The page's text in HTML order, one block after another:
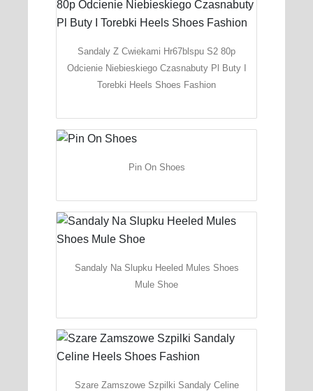
Sandaly Z Cwiekami Hr67blspu S2 80p
Odcienie Niebieskiego Czasnabuty Pl Buty I
Torebki Heels Shoes Fashion
Pin On Shoes
Sandaly Na Slupku Heeled Mules Shoes
Mule Shoe
Szare Zamszowe Szpilki Sandaly Celine